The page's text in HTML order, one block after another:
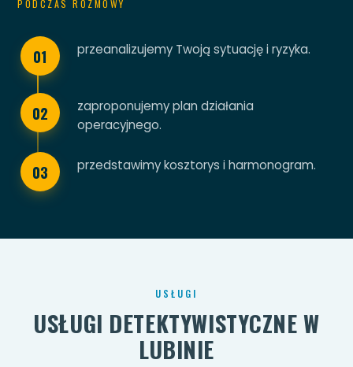
PODCZAS ROZMOWY
01 przeanalizujemy Twoją sytuację i ryzyka.
02
zaproponujemy plan działania
operacyjnego.
03 przedstawimy kosztorys i harmonogram.
USŁUGI
USŁUGI DETEKTYWISTYCZNE W
LUBINIE